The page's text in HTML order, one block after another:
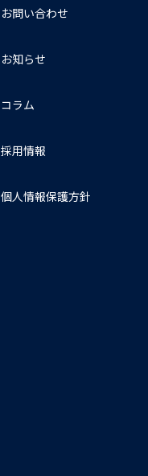
お問い合わせ
お知らせ
コラム
採用情報
個人情報保護方針